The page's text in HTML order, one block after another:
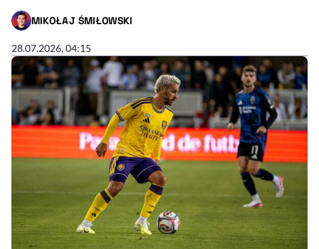
MIKOŁAJ ŚMIŁOWSKI
- AUTOR ARTYKUŁU - PROFIL
28.07.2026, 04:15